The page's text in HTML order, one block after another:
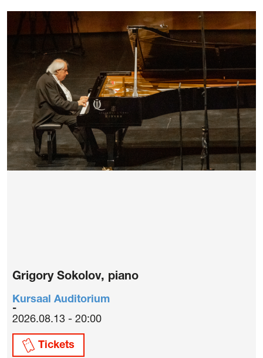
Grigory Sokolov, piano
Kursaal Auditorium
2026.08.13 - 20:00
Tickets